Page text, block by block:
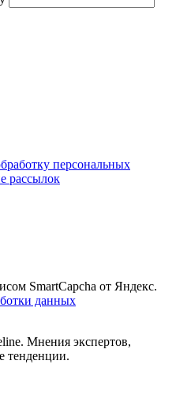
персональных
рассылок
SmartCapcha от Яндекс.
данных
Мнения экспертов,
тенденции.